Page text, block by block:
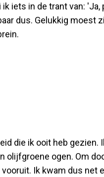
iets in de trant van:
dus. Gelukkig
die ik ooit heb
olijfgroene ogen. Om
Ik kwam dus